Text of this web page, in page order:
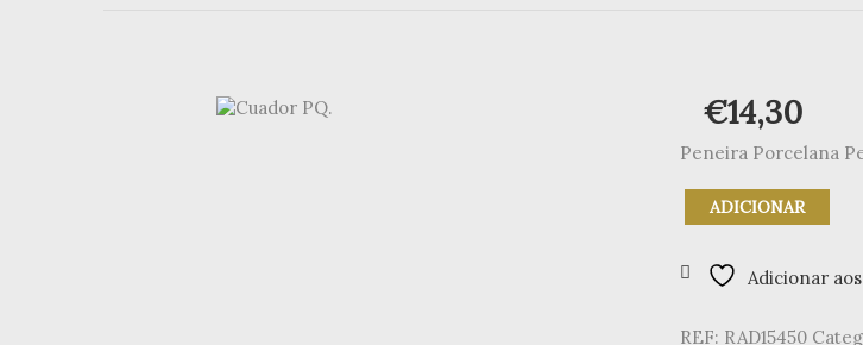
€14,30
Peneira Porcelana
Quantidade
de
PQ.
ADICIONAR
Adicionar
REF: RAD15450